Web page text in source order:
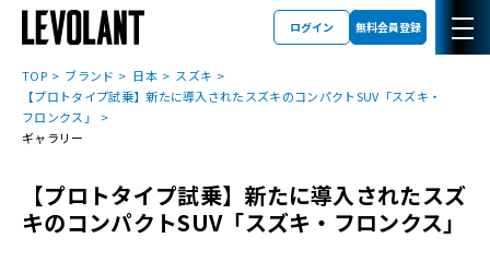
ログイン 無料会員登録
TOP ブランド 日本
スズキ
【プロトタイプ試乗】新たに導入されたスズキのコンパクトSUV「スズキ・
フロンクス」
ギャラリー
【プロトタイプ試乗】新たに導入されたスズ
キのコンパクトSUV「スズキ・フロンクス」